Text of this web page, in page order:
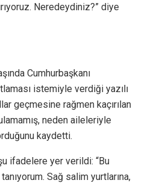
Neredeydiniz?” diye
Cumhurbaşkanı
istemiyle verdiği yazılı
geçmesine rağmen kaçırılan
neden aileleriyle
kaydetti.
ifadelere yer verildi: “Bu
Sağ salim yurtlarına,